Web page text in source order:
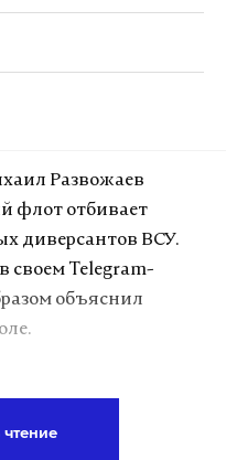
Развожаев
флот отбивает
диверсантов ВСУ.
в своем Telegram-
объяснил